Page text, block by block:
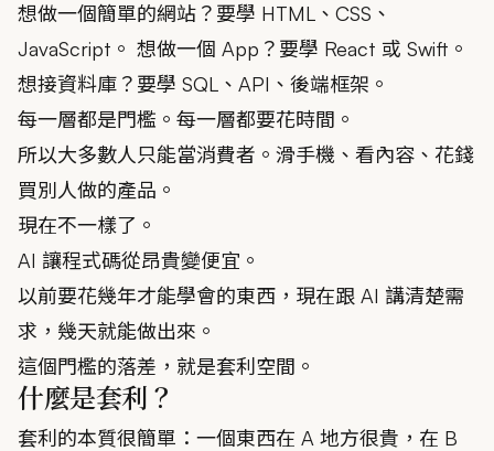
想做一個簡單的網站？要學 HTML、CSS、
JavaScript。 想做一個 App？要學 React 或 Swift。
想接資料庫？要學 SQL、API、後端框架。
每一層都是門檻。每一層都要花時間。
所以大多數人只能當消費者。滑手機、看內容、花錢
買別人做的產品。
現在不一樣了。
AI 讓程式碼從昂貴變便宜。
以前要花幾年才能學會的東西，現在跟 AI 講清楚需
求，幾天就能做出來。
這個門檻的落差，就是套利空間。
什麼是套利？
套利的本質很簡單：一個東西在 A 地方很貴，在 B